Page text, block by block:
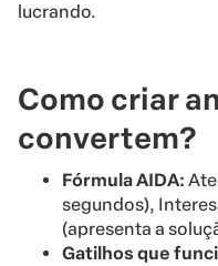
lucrando.
Como criar
convertem?
Fórmula AIDA:
segundos),
(apresenta a
Gatilhos que